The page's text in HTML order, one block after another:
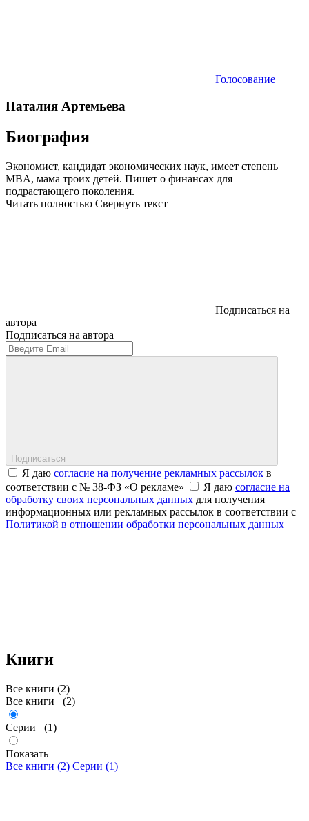
Голосование
Наталия Артемьева
Биография
Экономист, кандидат экономических наук, имеет степень
MBA, мама троих детей. Пишет о финансах для
подрастающего поколения.
Читать полностью Свернуть текст
Подписаться на
автора
Подписаться на автора
Подписаться
Я даю согласие на получение рекламных рассылок в
соответствии с № 38-ФЗ «О рекламе»
Я даю согласие на
обработку своих персональных данных для получения
информационных или рекламных рассылок в соответствии с
Политикой в отношении обработки персональных данных
Книги
Все книги (2)
Все книги (2)
Серии (1)
Показать
Все книги (2) Серии (1)